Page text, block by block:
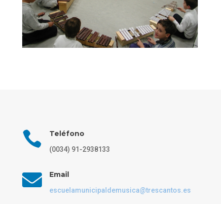
 Teléfono
(0034) 91-2938133
 Email
escuelamunicipaldemusica@trescantos.es